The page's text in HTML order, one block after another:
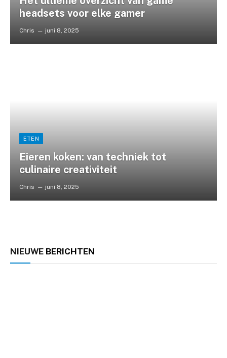
headsets voor elke gamer
Chris juni 8, 2025
ETEN
Eieren koken: van techniek tot
culinaire creativiteit
Chris juni 8, 2025
NIEUWE BERICHTEN